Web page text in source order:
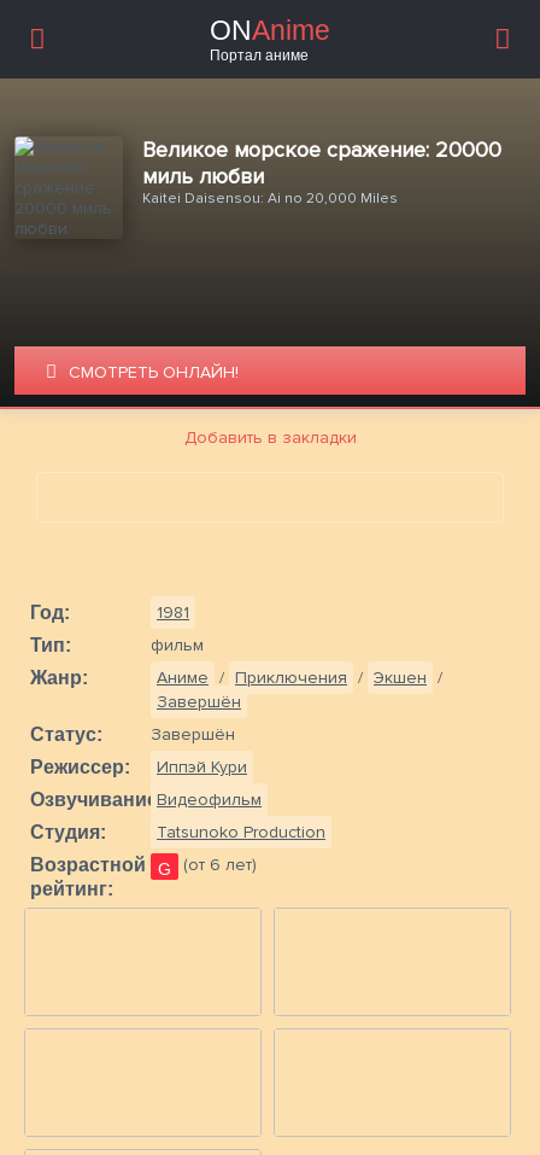
Великое морское сражение: 20000
миль любви
Kaitei Daisensou: Ai no 20,000 Miles
СМОТРЕТЬ ОНЛАЙН!
Год:
1981
Тип:
фильм
Жанр:
Аниме / Приключения / Экшен /
Завершён
Статус:
Завершён
Режиссер:
Иппэй Кури
Озвучивание:Видеофильм
Студия:
Tatsunoko Production
Возрастной
рейтинг:
G (от 6 лет)
ONAnime
Портал аниме